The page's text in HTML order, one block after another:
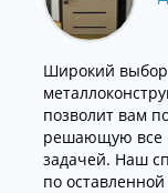
Широкий
позволит вам
решающую все
задачей. Наш
по